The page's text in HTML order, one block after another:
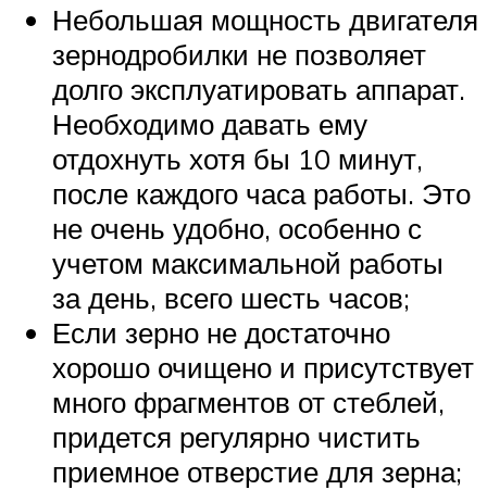
Небольшая мощность двигателя
зернодробилки не позволяет
долго эксплуатировать аппарат.
Необходимо давать ему
отдохнуть хотя бы 10 минут,
после каждого часа работы. Это
не очень удобно, особенно с
учетом максимальной работы
за день, всего шесть часов;
Если зерно не достаточно
хорошо очищено и присутствует
много фрагментов от стеблей,
придется регулярно чистить
приемное отверстие для зерна;